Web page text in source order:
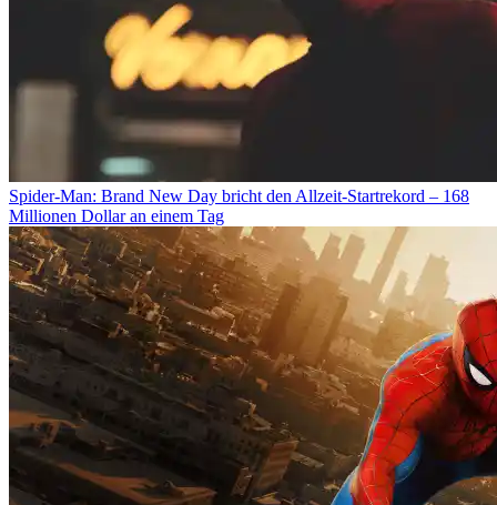
Spider-Man: Brand New Day bricht den Allzeit-Startrekord – 168
Millionen Dollar an einem Tag